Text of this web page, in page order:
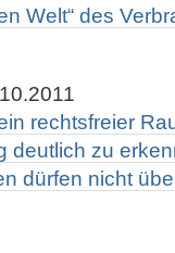
Welt“ des
rechtsfreier
deutlich zu
dürfen nicht